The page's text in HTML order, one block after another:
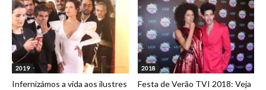
2019
Infernizámos a vida aos ilustres
2018
Festa de Verão TVI 2018: Veja